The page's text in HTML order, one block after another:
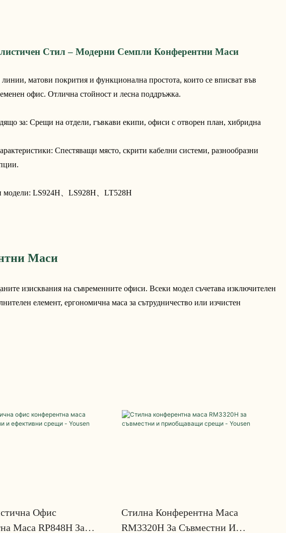
Стил – Модерни Семпли Конферентни Маси
матови покрития и функционална простота, които се вписват във
офис. Отлична стойност и лесна поддръжка.
за: Срещи на отдели, гъвкави екипи, офиси с отворен план, хибридна
Спестяващи място, скрити кабелни системи, разнообразни
модели: LS924H、 LS928H、 LT528H
Маси
изисквания на съвременните офиси. Всеки модел съчетава изключителен
елемент, ергономична маса за сътрудничество или изчистен
Офис
Маса RP848H За
Стилна Конферентна Маса
RM3320H За Съвместни И